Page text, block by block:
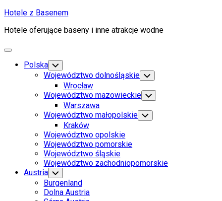
Skip
content
Hotele z Basenem
Hotele oferujące baseny i inne atrakcje wodne
Expand
Current
Page
Polska Toggle
Child
Menu
Województwo dolnośląskie Toggle
Child
Menu
Wrocław
Województwo mazowieckie Toggle
Child
Menu
Warszawa
Województwo małopolskie Toggle
Child
Kraków
Województwo opolskie
Województwo pomorskie
Current
Page
Parent
Województwo śląskie
Województwo zachodniopomorskie
Austria Toggle
Child
Menu
Burgenland
Dolna Austria